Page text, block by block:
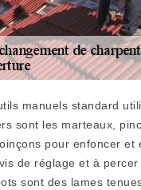
manuels standard
sont les marteaux,
pour enfoncer et
de réglage et à
sont des lames